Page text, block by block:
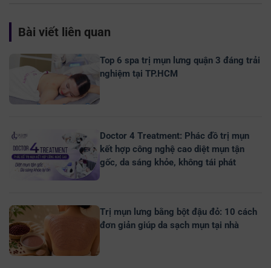
Bài viết liên quan
Top 6 spa trị mụn lưng quận 3 đáng trải
nghiệm tại TP.HCM
Doctor 4 Treatment: Phác đồ trị mụn
kết hợp công nghệ cao diệt mụn tận
gốc, da sáng khỏe, không tái phát
Trị mụn lưng bằng bột đậu đỏ: 10 cách
đơn giản giúp da sạch mụn tại nhà